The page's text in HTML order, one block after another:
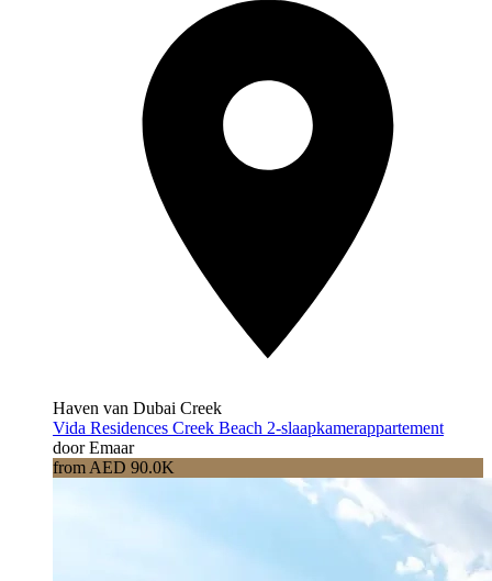
Haven van Dubai Creek
Vida Residences Creek Beach 2-slaapkamerappartement
door Emaar
from AED 90.0K